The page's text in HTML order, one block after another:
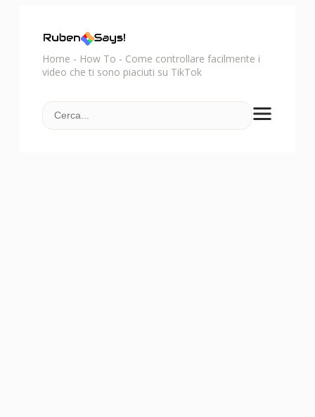
Home - How To - Come controllare facilmente i
video che ti sono piaciuti su TikTok